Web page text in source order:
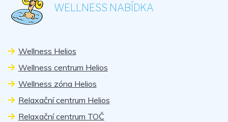
WELLNESS NABÍDKA
Wellness Helios
Wellness centrum Helios
Wellness zóna Helios
Relaxační centrum Helios
Relaxační centrum TOČ